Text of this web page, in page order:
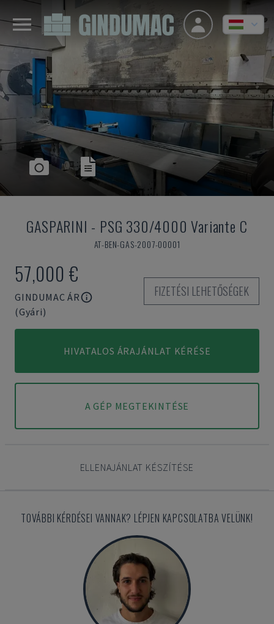
GASPARINI - PSG 330/4000 Variante C
AT-BEN-GAS-2007-00001
57,000 €
GINDUMAC ÁR
(Gyári)
FIZETÉSI LEHETŐSÉGEK
HIVATALOS ÁRAJÁNLAT KÉRÉSE
A GÉP MEGTEKINTÉSE
ELLENAJÁNLAT KÉSZÍTÉSE
TOVÁBBI KÉRDÉSEI VANNAK? LÉPJEN KAPCSOLATBA VELÜNK!